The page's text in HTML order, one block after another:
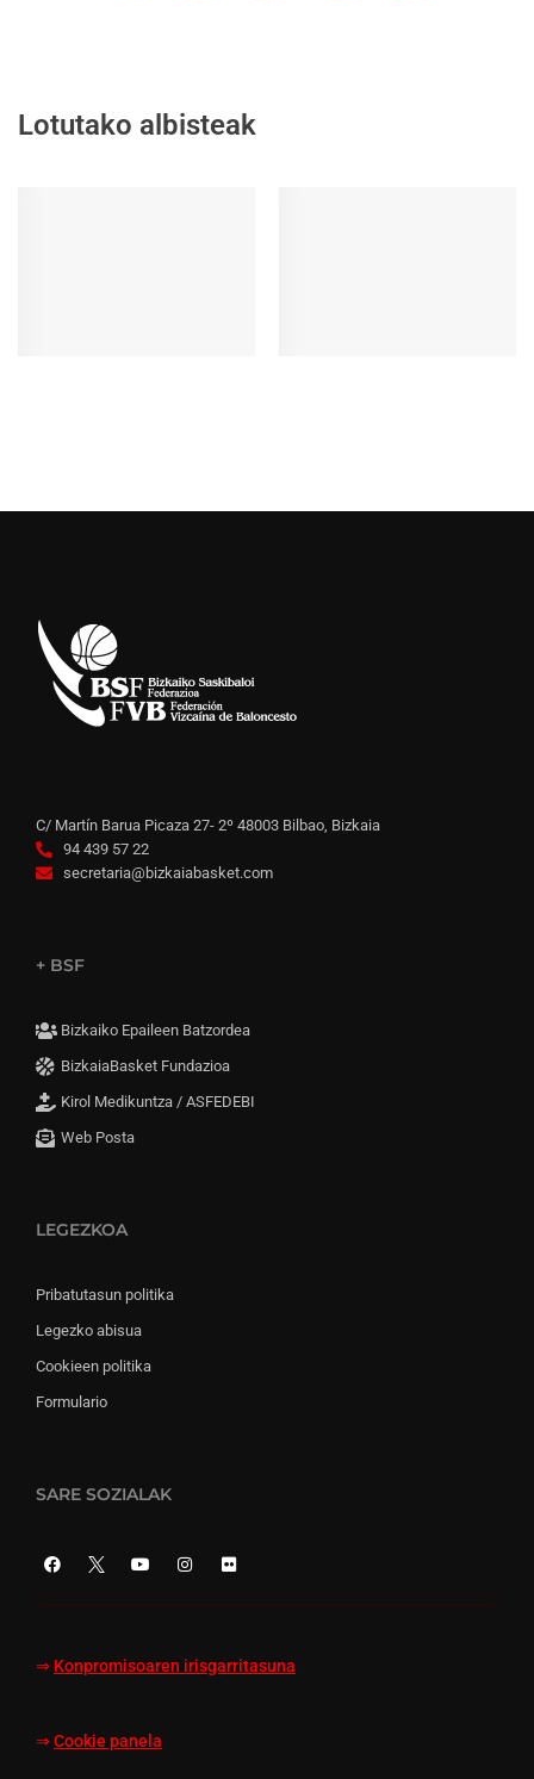
Lotutako albisteak
C/ Martín Barua Picaza 27- 2º 48003 Bilbao, Bizkaia
94 439 57 22
secretaria@bizkaiabasket.com
+ BSF
Bizkaiko Epaileen Batzordea
BizkaiaBasket Fundazioa
Kirol Medikuntza / ASFEDEBI
Web Posta
LEGEZKOA
Pribatutasun politika
Legezko abisua
Cookieen politika
Formulario
SARE SOZIALAK
⇒ Konpromisoaren irisgarritasuna
⇒ Cookie panela